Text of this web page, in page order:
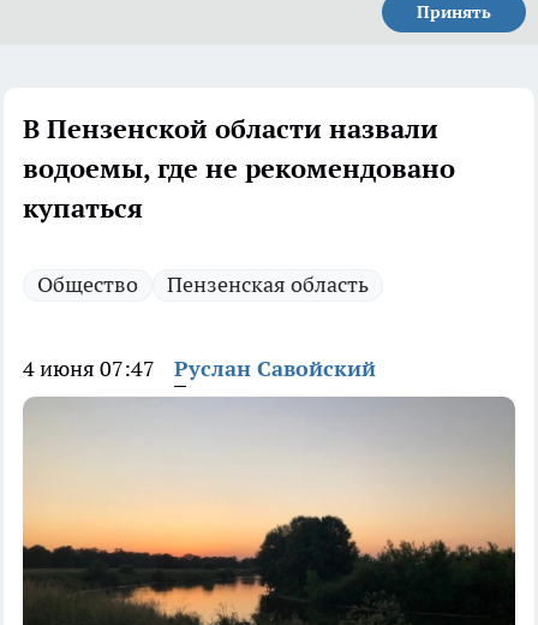
Принять
В Пензенской области назвали
водоемы, где не рекомендовано
купаться
Общество Пензенская область
4 июня 07:47 Руслан Савойский